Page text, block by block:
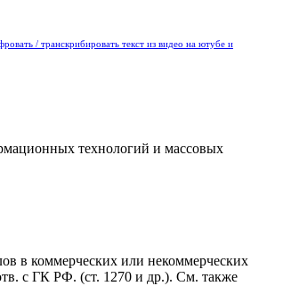
/ транскрибировать текст из видео на ютубе и
технологий и массовых
в коммерческих или некоммерческих
с ГК РФ. (ст. 1270 и др.). См. также